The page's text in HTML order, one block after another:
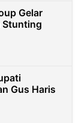
Gelar
Stunting
Gus Haris